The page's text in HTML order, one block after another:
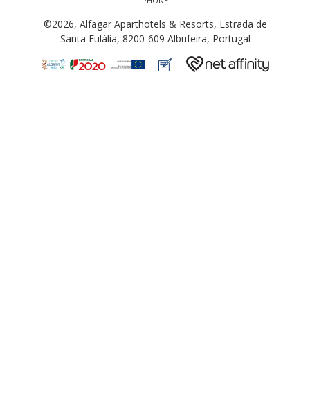
©2026, Alfagar Aparthotels & Resorts, Estrada de
Santa Eulália, 8200-609 Albufeira, Portugal